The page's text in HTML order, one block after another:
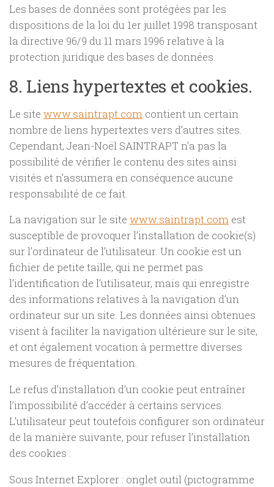
Les bases de données sont protégées par les
dispositions de la loi du 1er juillet 1998 transposant
la directive 96/9 du 11 mars 1996 relative à la
protection juridique des bases de données.
8. Liens hypertextes et cookies.
Le site www.saintrapt.com contient un certain
nombre de liens hypertextes vers d’autres sites.
Cependant, Jean-Noël SAINTRAPT n’a pas la
possibilité de vérifier le contenu des sites ainsi
visités et n’assumera en conséquence aucune
responsabilité de ce fait.
La navigation sur le site www.saintrapt.com est
susceptible de provoquer l’installation de cookie(s)
sur l’ordinateur de l’utilisateur. Un cookie est un
fichier de petite taille, qui ne permet pas
l’identification de l’utilisateur, mais qui enregistre
des informations relatives à la navigation d’un
ordinateur sur un site. Les données ainsi obtenues
visent à faciliter la navigation ultérieure sur le site,
et ont également vocation à permettre diverses
mesures de fréquentation.
Le refus d’installation d’un cookie peut entraîner
l’impossibilité d’accéder à certains services.
L’utilisateur peut toutefois configurer son ordinateur
de la manière suivante, pour refuser l’installation
des cookies :
Sous Internet Explorer : onglet outil (pictogramme